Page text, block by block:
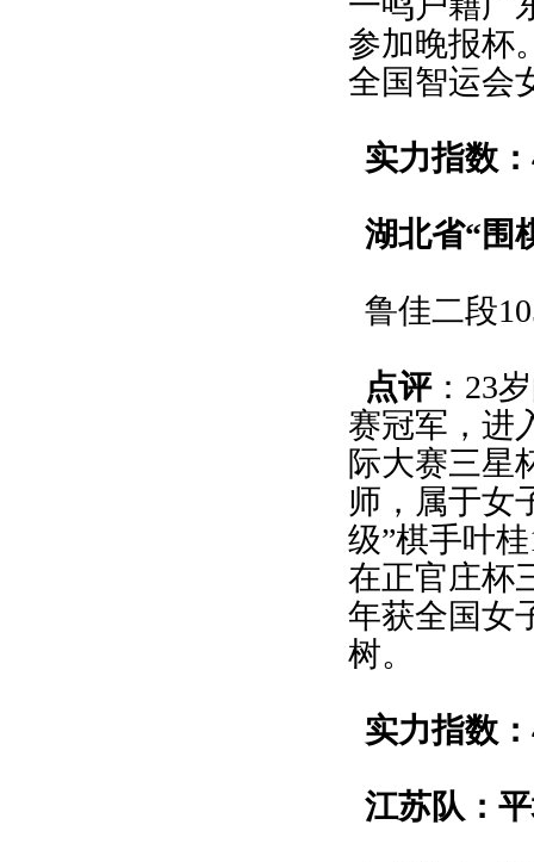
参加晚报杯
全国智运会
实力指数
湖北省“围
鲁佳二段
点评：23
赛冠军，进
际大赛三星
师，属于女
级”棋手叶
在正官庄杯
年获全国女
树。
实力指数
江苏队：